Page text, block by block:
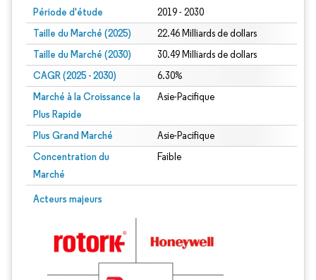
Période d'étude 2019 - 2030
Taille du Marché (2025) 22.46 Milliards de dollars
Taille du Marché (2030) 30.49 Milliards de dollars
CAGR (2025 - 2030) 6.30%
Marché à la Croissance la
Plus Rapide
Asie-Pacifique
Plus Grand Marché Asie-Pacifique
Concentration du
Marché
Faible
Acteurs majeurs